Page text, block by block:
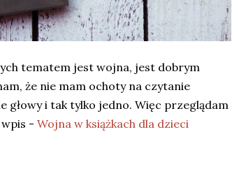
tematem jest wojna, jest dobrym
że nie mam ochoty na czytanie
głowy i tak tylko jedno. Więc przeglądam
wpis - Wojna w książkach dla dzieci